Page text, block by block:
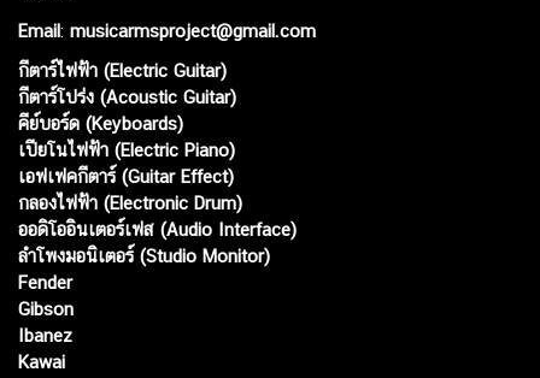
Email: musicarmsproject@gmail.com
กีตาร์ไฟฟ้า (Electric Guitar)
กีตาร์โปร่ง (Acoustic Guitar)
คีย์บอร์ด (Keyboards)
เปียโนไฟฟ้า (Electric Piano)
เอฟเฟคกีตาร์ (Guitar Effect)
กลองไฟฟ้า (Electronic Drum)
ออดิโออินเตอร์เฟส (Audio Interface)
ลำโพงมอนิเตอร์ (Studio Monitor)
Fender
Gibson
Ibanez
Kawai